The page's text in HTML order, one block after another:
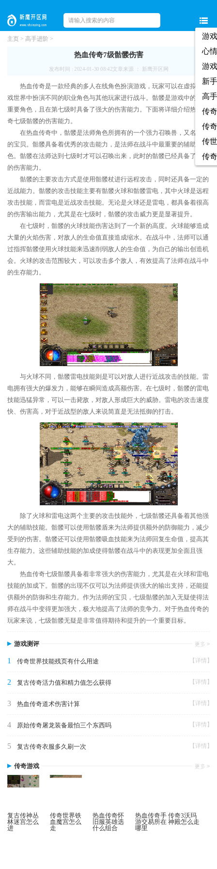
游
心
游
新
高
传
传
传
传
主页 > 高手进阶 >
热血传奇7级骷髅伤害
发布时间 : 2024-01-30 08:42文章来源 ： 新鹰开区网
热血传奇是一款经典的多人在线角色扮演游戏，玩家可以在虚拟的游
戏世界中扮演不同的职业角色与其他玩家进行战斗。骷髅是游戏中的一个
重要角色，且在第七级时具备了强大的伤害能力。下面将详细介绍热血传
奇七级骷髅的伤害能力。
在热血传奇中，骷髅是法师角色所拥有的一个强力召唤兽，又名法师
的宝贝。骷髅具备着优秀的攻击能力，是法师在战斗中最重要的辅助角
色。骷髅在法师达到七级时才可以召唤出来，此时的骷髅已经具备了不俗
的伤害能力。
骷髅的主要攻击方式是使用骷髅杖进行远程攻击，同时还具备一定的
近战能力。骷髅的攻击技能主要有骷髅火球和骷髅雷电，其中火球是远程
攻击技能，而雷电是近战攻击技能。无论是火球还是雷电，都具备着很高
的伤害输出能力，尤其是在七级时，骷髅的攻击威力更是显著提升。
在七级时，骷髅的火球技能伤害达到了一个新的高度。火球能够造成
大量的火焰伤害，对敌人的生命值直接造成缩水。在战斗中，法师可以通
过指挥骷髅使用火球技能来迅速削弱敌人的生命值，为自己的输出创造机
会。火球的攻击范围较大，可以攻击多个敌人，有效提高了法师在战斗中
的生存能力。
与火球不同，骷髅雷电技能则是可以对敌人进行近战攻击的技能。雷
电拥有强大的爆发力，能够在瞬间造成高额伤害。在七级时，骷髅的雷电
技能迅猛异常，可以一击毙敌，对敌人形成巨大的威胁。雷电的攻击速度
快、伤害高，对于近战型的敌人来说简直是无法抵御的打击。
除了火球和雷电这两个主要的攻击技能外，七级骷髅还具备着其他强
大的辅助技能。骷髅可以使用骷髅盾来为法师提供额外的防御能力，减少
受到的伤害。骷髅还可以使用骷髅吸血技能来为法师回复生命值，提高其
生存能力。这些辅助技能的加成使得骷髅在战斗中的表现更加全面且强
大。
热血传奇七级骷髅具备着非常强大的伤害能力，尤其是在火球和雷电
技能的加成下。骷髅的出现不仅可以为法师提供强大的输出支持，还能提
供额外的防御和生存能力。作为法师的宝贝，七级骷髅的加入无疑使得法
师在战斗中变得更加强大，极大地提高了法师的竞争力。对于热血传奇的
玩家来说，七级骷髅无疑是非常值得期待和提升的一个重要目标。
游戏测评
1 传奇世界技能残页有什么用途 【详情】
2 复古传奇活力值和精力值怎么获得 【详情】
3 热血传奇道术伤害计算 【详情】
4 原始传奇屠龙装备最怕三个东西吗 【详情】
5 复古传奇衣服多久刷一次 【详情】
传奇游戏
复古传神丛
林迷宫怎么
进
传奇世界铁
血魔宫怎么
走
热血传奇怀
旧服英雄选
什么组合
热血传奇手
游交易所在
哪里
传奇3沃玛
神殿怎么走